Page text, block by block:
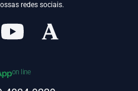
redes sociais.
on line